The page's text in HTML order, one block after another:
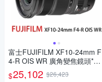
富士FUJIFILM XF10-24mm F
4-R OIS WR 廣角變焦鏡頭*平
行輸入
$25,102 $26,423